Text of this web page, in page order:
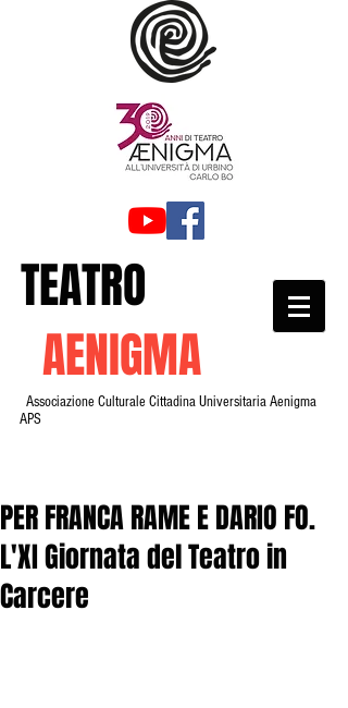
TEATRO
AENIGMA
Associazione Culturale Cittadina Universitaria Aenigma
APS
PER FRANCA RAME E DARIO FO.
L'XI Giornata del Teatro in
Carcere